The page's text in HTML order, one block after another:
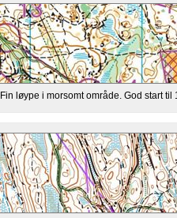
Fin løype i morsomt område. God start til